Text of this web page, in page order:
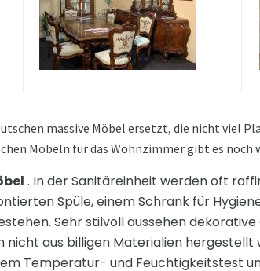
massive Möbel ersetzt, die nicht viel
Möbeln für das Wohnzimmer gibt es
. In der Sanitäreinheit werden oft
Spüle, einem Schrank für
Sehr stilvoll aussehen
nicht aus billigen Materialien hergestellt
Temperatur- und Feuchtigkeitstest